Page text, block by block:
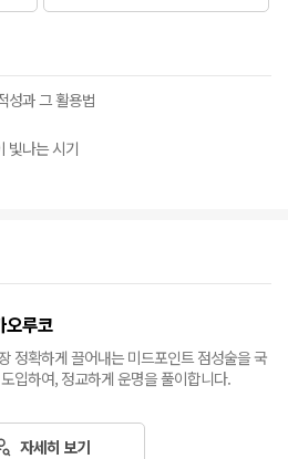
성과 그 활용법
빛나는 시기
오루코
정확하게 끌어내는 미드포인트 점성술을 국
입하여, 정교하게 운명을 풀이합니다.
자세히 보기